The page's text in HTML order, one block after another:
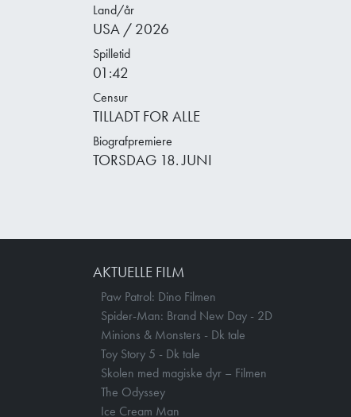
Land/år
USA / 2026
Spilletid
01:42
Censur
TILLADT FOR ALLE
Biografpremiere
TORSDAG 18. JUNI
AKTUELLE FILM
Paw Patrol: Dino Filmen
Spider-Man: Brand New Day - 2D
Minions & Monsters - Dk tale
Toy Story 5 - Dk tale
Skolen med magiske dyr – Filmen
The Odyssey
Ice Cream Man